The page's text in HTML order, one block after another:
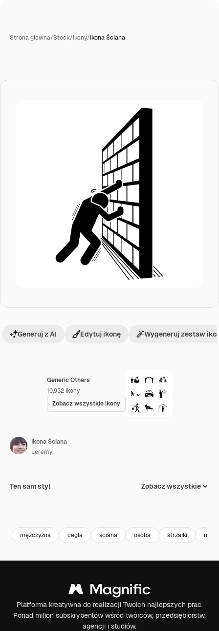
Strona główna/Stock/Ikony/Ikona Ściana
Generic Others
19,932 Ikony
Zobacz wszystkie ikony
Generuj z AI Edytuj ikonę Wygeneruj zestaw
Ikona Ściana
Leremy
Ten sam styl Zobacz wszystkie
mężczyzna cegła ściana osoba strzałki
Platforma kreatywna do realizacji Twoich najlepszych prac.
Ponad milion subskrybentów wśród twórców, przedsiębiorstw,
agencji i studiów.